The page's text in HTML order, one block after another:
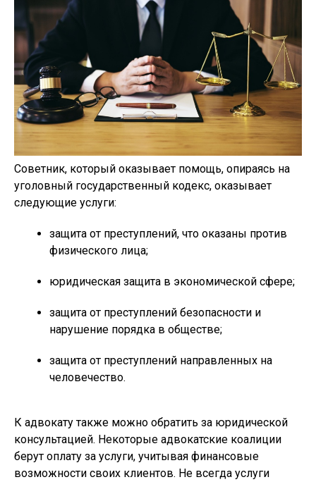
Советник, который оказывает помощь, опираясь на
уголовный государственный кодекс, оказывает
следующие услуги:
защита от преступлений, что оказаны против
физического лица;
юридическая защита в экономической сфере;
защита от преступлений безопасности и
нарушение порядка в обществе;
защита от преступлений направленных на
человечество.
К адвокату также можно обратить за юридической
консультацией. Некоторые адвокатские коалиции
берут оплату за услуги, учитывая финансовые
возможности своих клиентов. Не всегда услуги